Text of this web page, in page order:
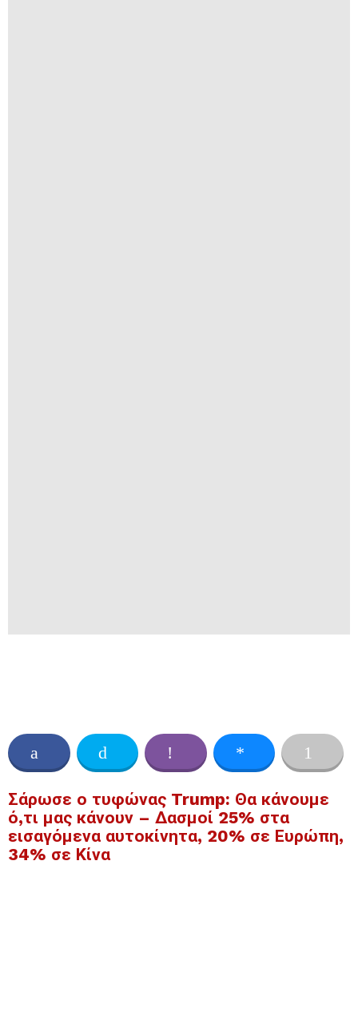
Σάρωσε ο τυφώνας Trump: Θα κάνουμε
ό,τι μας κάνουν – Δασμοί 25% στα
εισαγόμενα αυτοκίνητα, 20% σε Ευρώπη,
34% σε Κίνα